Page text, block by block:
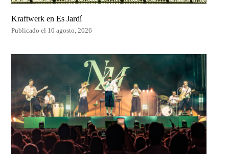
Kraftwerk en Es Jardí
Publicado el 10 agosto, 2026